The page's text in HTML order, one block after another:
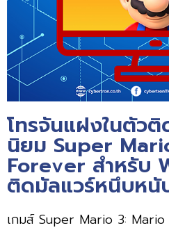
โทรจันแฝงในตัว
นิยม Super
Forever สำหรับ
ติดมัลแวร์หนึบหนั
เกมส์ Super Mario 3: